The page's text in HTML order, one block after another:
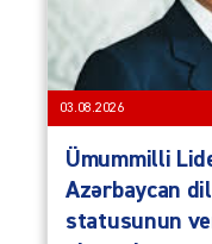
03.08.2026
Ümummilli
Azərbaycan
statusunun